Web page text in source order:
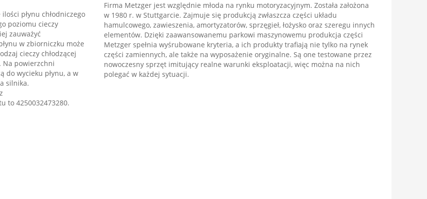
płynu chłodniczego
poziomu cieczy
zauważyć
w zbiorniczku może
cieczy chłodzącej
Na powierzchni
do wycieku płynu, a w
silnika.
to 4250032473280.
Firma Metzger jest względnie młoda na rynku motoryzacyjnym. Została założona
w 1980 r. w Stuttgarcie. Zajmuje się produkcją zwłaszcza części układu
hamulcowego, zawieszenia, amortyzatorów, sprzęgieł, łożysko oraz szeregu innych
elementów. Dzięki zaawansowanemu parkowi maszynowemu produkcja części
Metzger spełnia wyśrubowane kryteria, a ich produkty trafiają nie tylko na rynek
części zamiennych, ale także na wyposażenie oryginalne. Są one testowane przez
nowoczesny sprzęt imitujący realne warunki eksploatacji, więc można na nich
polegać w każdej sytuacji.